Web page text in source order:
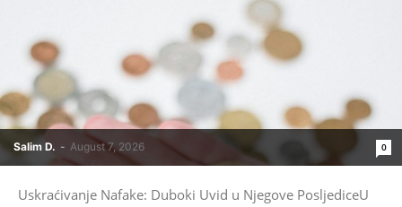
Salim D. - August 7, 2026 0
Uskraćivanje Nafake: Duboki Uvid u Njegove PosljediceU